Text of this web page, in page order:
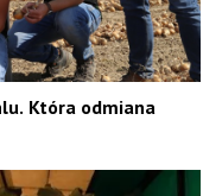
Która odmiana